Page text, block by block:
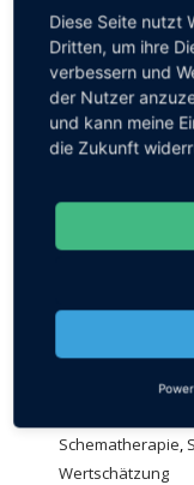
Fertigen Sie Sich
können (siehe
beschrieben),
daran erinnern
können.
Weiter mit
Download
Schlagwörter:
Entstehung von
Schematherapie
Wertschätzung
Diese Seite nutzt
Dritten, um ihre
verbessern und
der Nutzer
und kann meine
die Zukunft